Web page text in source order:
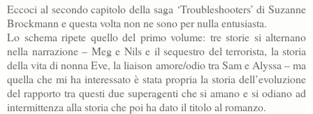
Eccoci al secondo capitolo della saga ‘Troubleshooters’ di Suzanne
Brockmann e questa volta non ne sono per nulla entusiasta.
Lo schema ripete quello del primo volume: tre storie si alternano
nella narrazione – Meg e Nils e il sequestro del terrorista, la storia
della vita di nonna Eve, la liaison amore/odio tra Sam e Alyssa – ma
quella che mi ha interessato è stata propria la storia dell’evoluzione
del rapporto tra questi due superagenti che si amano e si odiano ad
intermittenza alla storia che poi ha dato il titolo al romanzo.